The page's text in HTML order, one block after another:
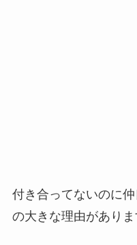
付き合ってないのに
の大きな理由がありま